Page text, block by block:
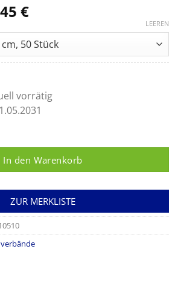
€Preisspanne:
bis
87,45 €
LEEREN
vorrätig
In den Warenkorb
ZUR MERKLISTE